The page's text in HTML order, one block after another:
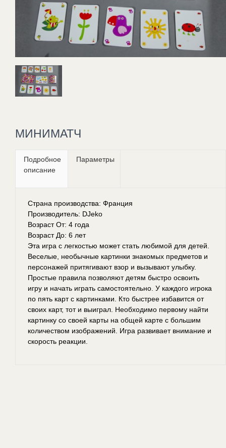
МИНИМАТЧ
Подробное
описание
Параметры
Страна производства: Франция
Производитель: DJeko
Возраст От: 4 года
Возраст До: 6 лет
Эта игра с легкостью может стать любимой для детей.
Веселые, необычные картинки знакомых предметов и
персонажей притягивают взор и вызывают улыбку.
Простые правила позволяют детям быстро освоить
игру и начать играть самостоятельно. У каждого игрока
по пять карт с картинками. Кто быстрее избавится от
своих карт, тот и выиграл. Необходимо первому найти
картинку со своей карты на общей карте с большим
количеством изображений. Игра развивает внимание и
скорость реакции.